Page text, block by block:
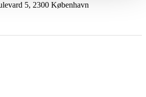
5, 2300 København